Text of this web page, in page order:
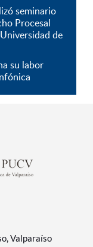
seminario
Procesal
de
su labor
Valparaíso